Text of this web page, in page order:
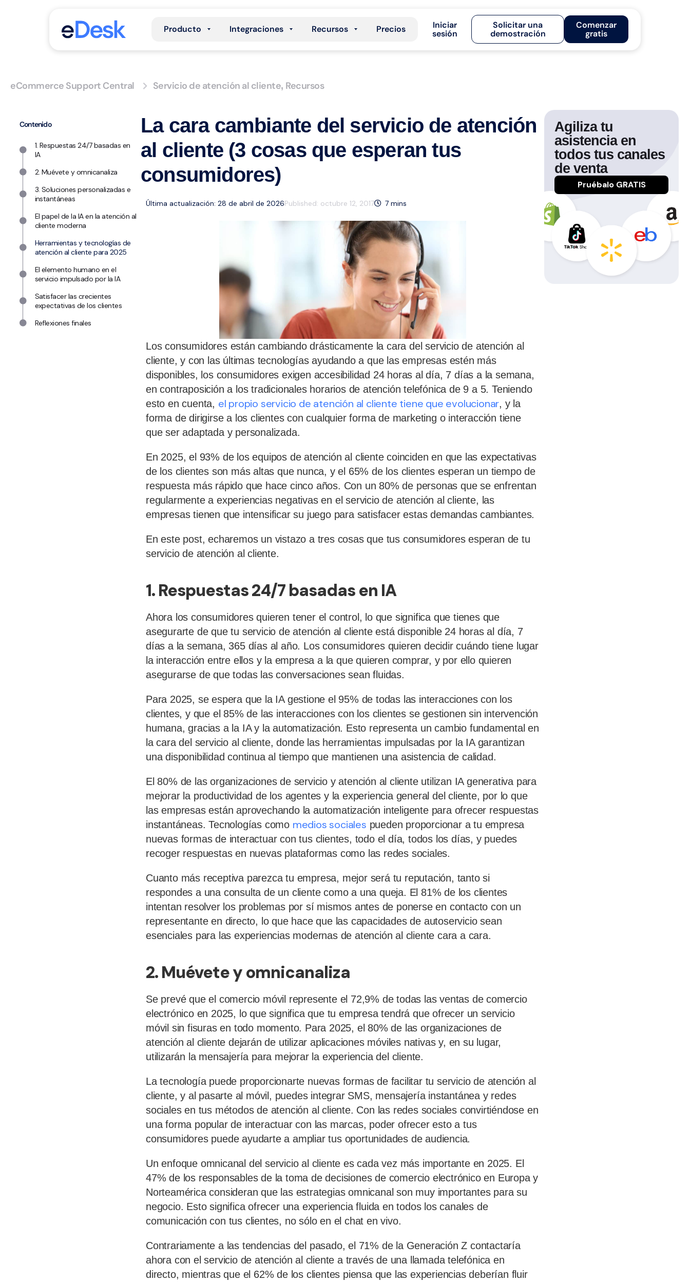
Producto Integraciones Recursos Precios
Iniciar
sesión
Solicitar una
demostración
Comenzar
gratis
eCommerce Support Central Servicio de atención al cliente, Recursos
Contenido
1. Respuestas 24/7 basadas en
IA
2. Muévete y omnicanaliza
3. Soluciones personalizadas e
instantáneas
El papel de la IA en la atención al
cliente moderna
Herramientas y tecnologías de
atención al cliente para 2025
El elemento humano en el
servicio impulsado por la IA
Satisfacer las crecientes
expectativas de los clientes
Reflexiones finales
La cara cambiante del servicio de atención
al cliente (3 cosas que esperan tus
consumidores)
Última actualización: 28 de abril de 2026Published: octubre 12, 2017 7 mins
Los consumidores están cambiando drásticamente la cara del servicio de atención al
cliente, y con las últimas tecnologías ayudando a que las empresas estén más
disponibles, los consumidores exigen accesibilidad 24 horas al día, 7 días a la semana,
en contraposición a los tradicionales horarios de atención telefónica de 9 a 5. Teniendo
esto en cuenta, el propio servicio de atención al cliente tiene que evolucionar, y la
forma de dirigirse a los clientes con cualquier forma de marketing o interacción tiene
que ser adaptada y personalizada.
En 2025, el 93% de los equipos de atención al cliente coinciden en que las expectativas
de los clientes son más altas que nunca, y el 65% de los clientes esperan un tiempo de
respuesta más rápido que hace cinco años. Con un 80% de personas que se enfrentan
regularmente a experiencias negativas en el servicio de atención al cliente, las
empresas tienen que intensificar su juego para satisfacer estas demandas cambiantes.
En este post, echaremos un vistazo a tres cosas que tus consumidores esperan de tu
servicio de atención al cliente.
1. Respuestas 24/7 basadas en IA
Ahora los consumidores quieren tener el control, lo que significa que tienes que
asegurarte de que tu servicio de atención al cliente está disponible 24 horas al día, 7
días a la semana, 365 días al año. Los consumidores quieren decidir cuándo tiene lugar
la interacción entre ellos y la empresa a la que quieren comprar, y por ello quieren
asegurarse de que todas las conversaciones sean fluidas.
Para 2025, se espera que la IA gestione el 95% de todas las interacciones con los
clientes, y que el 85% de las interacciones con los clientes se gestionen sin intervención
humana, gracias a la IA y la automatización. Esto representa un cambio fundamental en
la cara del servicio al cliente, donde las herramientas impulsadas por la IA garantizan
una disponibilidad continua al tiempo que mantienen una asistencia de calidad.
El 80% de las organizaciones de servicio y atención al cliente utilizan IA generativa para
mejorar la productividad de los agentes y la experiencia general del cliente, por lo que
las empresas están aprovechando la automatización inteligente para ofrecer respuestas
instantáneas. Tecnologías como medios sociales pueden proporcionar a tu empresa
nuevas formas de interactuar con tus clientes, todo el día, todos los días, y puedes
recoger respuestas en nuevas plataformas como las redes sociales.
Cuanto más receptiva parezca tu empresa, mejor será tu reputación, tanto si
respondes a una consulta de un cliente como a una queja. El 81% de los clientes
intentan resolver los problemas por sí mismos antes de ponerse en contacto con un
representante en directo, lo que hace que las capacidades de autoservicio sean
esenciales para las experiencias modernas de atención al cliente cara a cara.
2. Muévete y omnicanaliza
Se prevé que el comercio móvil represente el 72,9% de todas las ventas de comercio
electrónico en 2025, lo que significa que tu empresa tendrá que ofrecer un servicio
móvil sin fisuras en todo momento. Para 2025, el 80% de las organizaciones de
atención al cliente dejarán de utilizar aplicaciones móviles nativas y, en su lugar,
utilizarán la mensajería para mejorar la experiencia del cliente.
La tecnología puede proporcionarte nuevas formas de facilitar tu servicio de atención al
cliente, y al pasarte al móvil, puedes integrar SMS, mensajería instantánea y redes
sociales en tus métodos de atención al cliente. Con las redes sociales convirtiéndose en
una forma popular de interactuar con las marcas, poder ofrecer esto a tus
consumidores puede ayudarte a ampliar tus oportunidades de audiencia.
Un enfoque omnicanal del servicio al cliente es cada vez más importante en 2025. El
47% de los responsables de la toma de decisiones de comercio electrónico en Europa y
Norteamérica consideran que las estrategias omnicanal son muy importantes para su
negocio. Esto significa ofrecer una experiencia fluida en todos los canales de
comunicación con tus clientes, no sólo en el chat en vivo.
Contrariamente a las tendencias del pasado, el 71% de la Generación Z contactaría
ahora con el servicio de atención al cliente a través de una llamada telefónica en
directo, mientras que el 62% de los clientes piensa que las experiencias deberían fluir
Agiliza tu
asistencia en
todos tus canales
de venta
Pruébalo GRATIS